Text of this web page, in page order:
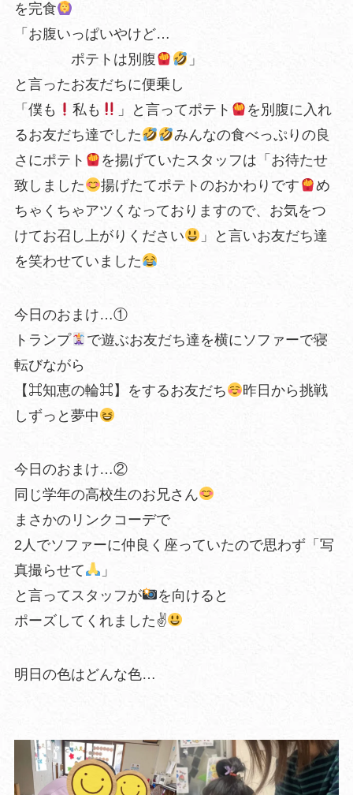
を完食
「お腹いっぱいやけど…
ポテトは別腹
」
と言ったお友だちに便乗し
「僕も
私も 」と言ってポテト
を別腹に入れ
るお友だち達でした
みんなの食べっぷりの良
さにポテト
を揚げていたスタッフは「お待たせ
致しました
揚げたてポテトのおかわりです
め
ちゃくちゃアツくなっておりますので、お気をつ
けてお召し上がりください
」と言いお友だち達
を笑わせていました
今日のおまけ…①
トランプ
で遊ぶお友だち達を横にソファーで寝
転びながら
【⌘知恵の輪⌘】をするお友だち
昨日から挑戦
しずっと夢中
今日のおまけ…②
同じ学年の高校生のお兄さん
まさかのリンクコーデで
2人でソファーに仲良く座っていたので思わず「写
真撮らせて
」
と言ってスタッフが
を向けると
ポーズしてくれました✌
明日の色はどんな色…